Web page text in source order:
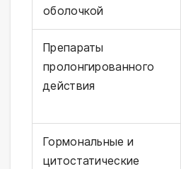
оболочкой
Препараты
пролонгированного
действия
Гормональные и
цитостатические